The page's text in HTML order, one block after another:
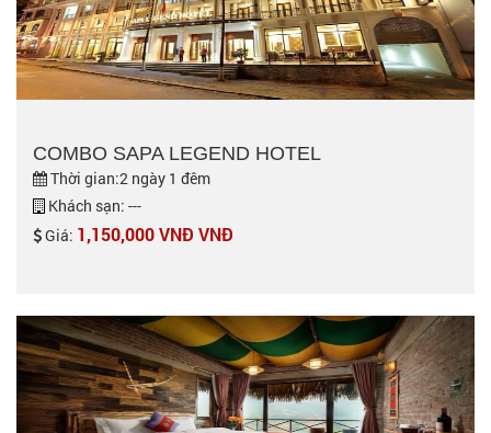
COMBO SAPA LEGEND HOTEL
Thời gian:2 ngày 1 đêm
Khách sạn: ---
Giá: 1,150,000 VNĐ VNĐ